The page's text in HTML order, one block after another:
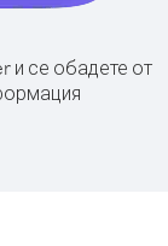
и се обадете от